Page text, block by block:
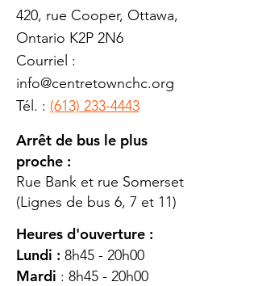
420, rue Cooper, Ottawa,
Ontario K2P 2N6
Courriel :
info@centretownchc.org
Tél. : (613) 233-4443
Arrêt de bus le plus
proche :
Rue Bank et rue Somerset
(Lignes de bus 6, 7 et 11)
Heures d'ouverture :
Lundi : 8h45 - 20h00
Mardi : 8h45 - 20h00